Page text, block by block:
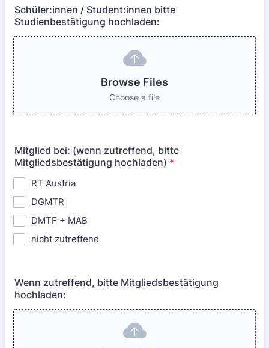
Schüler:innen / Student:innen bitte
Studienbestätigung hochladen:
Browse Files
Choose a file
Mitglied bei: (wenn zutreffend, bitte
Mitgliedsbestätigung hochladen) *
RT Austria
DGMTR
DMTF + MAB
nicht zutreffend
Wenn zutreffend, bitte Mitgliedsbestätigung
hochladen: